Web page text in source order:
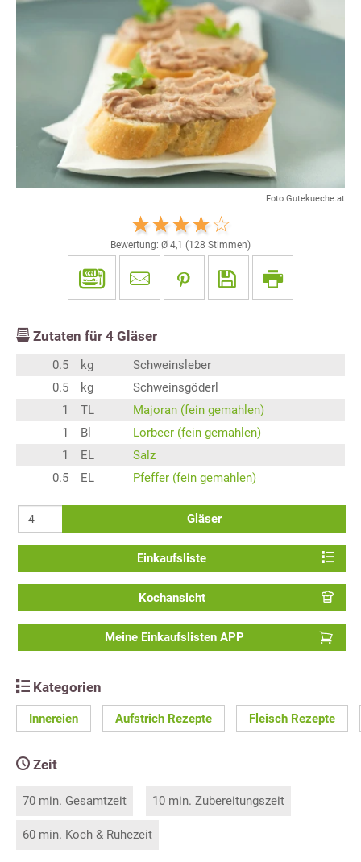
Foto Gutekueche.at
Bewertung: Ø 4,1 (128 Stimmen)
Zutaten für 4 Gläser
0.5 kg
Schweinsleber
0.5
kg
Schweinsgöderl
1
TL
Majoran (fein gemahlen)
1
Bl
Lorbeer (fein gemahlen)
1
EL
Salz
0.5
EL Pfeffer (fein gemahlen)
Gläser
Einkaufsliste
Kochansicht
Meine Einkaufslisten APP
Kategorien
Innereien Aufstrich Rezepte Fleisch Rezepte
Zeit
70 min. Gesamtzeit 10 min. Zubereitungszeit
60 min. Koch & Ruhezeit